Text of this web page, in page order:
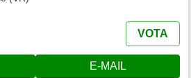
VOTA
E-MAIL